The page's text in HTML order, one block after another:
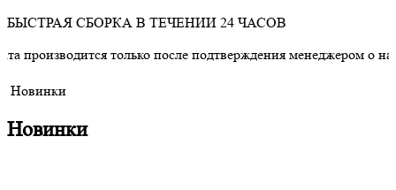
БЫСТРАЯ СБОРКА В ТЕЧЕНИИ 24 ЧАСОВ
только после подтверждения менеджером о наличии
Новинки
Новинки